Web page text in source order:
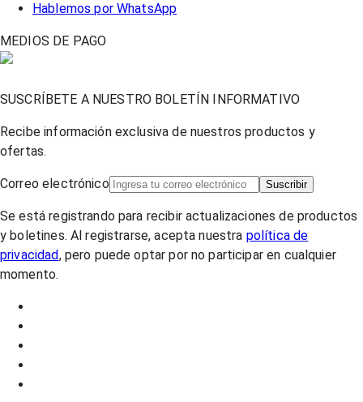
Hablemos por WhatsApp
MEDIOS DE PAGO
SUSCRÍBETE A NUESTRO BOLETÍN INFORMATIVO
Recibe información exclusiva de nuestros productos y
ofertas.
Correo electrónico Suscribir
Se está registrando para recibir actualizaciones de productos
y boletines. Al registrarse, acepta nuestra política de
privacidad, pero puede optar por no participar en cualquier
momento.